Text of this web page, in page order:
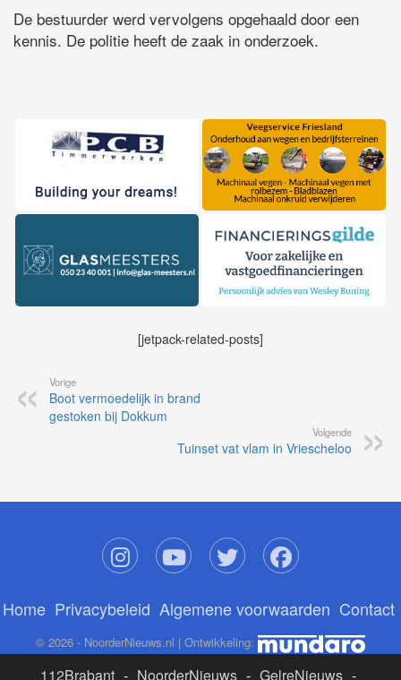
De bestuurder werd vervolgens opgehaald door een
kennis. De politie heeft de zaak in onderzoek.
[jetpack-related-posts]
Vorige
Boot vermoedelijk in brand
gestoken bij Dokkum
Volgende
Tuinset vat vlam in Vriescheloo
Home Privacybeleid Algemene voorwaarden Contact
© 2026 - NoorderNieuws.nl | Ontwikkeling:
112Brabant - NoorderNieuws - GelreNieuws -